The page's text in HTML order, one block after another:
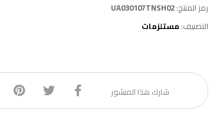
رمز المنتج:UA030107TNSH02
التصنيف: مستلزمات